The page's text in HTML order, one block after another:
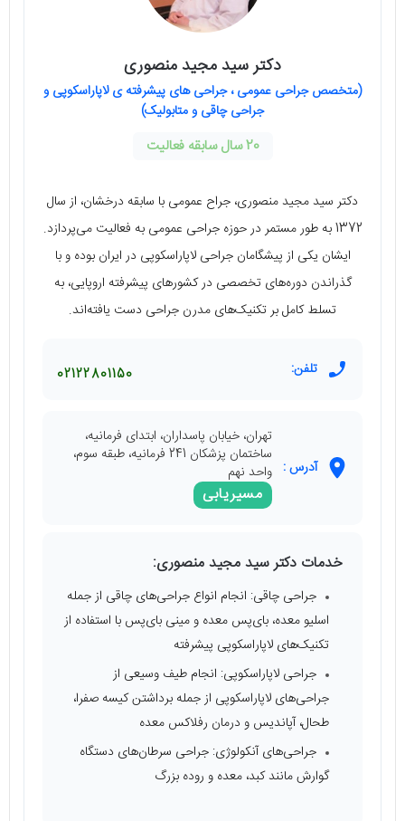
دکتر سید مجید منصوری
(متخصص جراحی عمومی ، جراحی های پیشرفته ی لاپاراسکوپی و
جراحی چاقی و متابولیک)
20 سال سابقه فعالیت
دکتر سید مجید منصوری، جراح عمومی با سابقه درخشان، از سال
1372 به طور مستمر در حوزه جراحی عمومی به فعالیت می‌پردازد.
ایشان یکی از پیشگامان جراحی لاپاراسکوپی در ایران بوده و با
گذراندن دوره‌های تخصصی در کشورهای پیشرفته اروپایی، به
تسلط کامل بر تکنیک‌های مدرن جراحی دست یافته‌اند.
تلفن: 02122801150
آدرس :
تهران، خیابان پاسداران، ابتدای فرمانیه،
ساختمان پزشکان 241 فرمانیه، طبقه سوم،
واحد نهم
مسیریابی
خدمات دکتر سید مجید منصوری:
جراحی چاقی: انجام انواع جراحی‌های چاقی از جمله
اسلیو معده، بای‌پس معده و مینی بای‌پس با استفاده از
تکنیک‌های لاپاراسکوپی پیشرفته
جراحی لاپاراسکوپی: انجام طیف وسیعی از
جراحی‌های لاپاراسکوپی از جمله برداشتن کیسه صفرا،
طحال، آپاندیس و درمان رفلاکس معده
جراحی‌های آنکولوژی: جراحی سرطان‌های دستگاه
گوارش مانند کبد، معده و روده بزرگ